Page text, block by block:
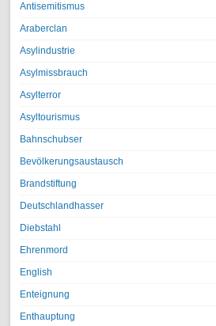
Antisemitismus
Araberclan
Asylindustrie
Asylmissbrauch
Asylterror
Asyltourismus
Bahnschubser
Bevölkerungsaustausch
Brandstiftung
Deutschlandhasser
Diebstahl
Ehrenmord
English
Enteignung
Enthauptung